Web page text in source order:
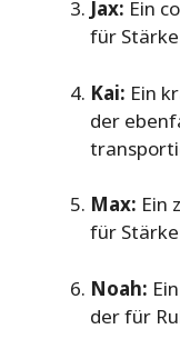
Jax: Ein
für
Kai: Ein
der
Max: Ein
für
Noah:
der für